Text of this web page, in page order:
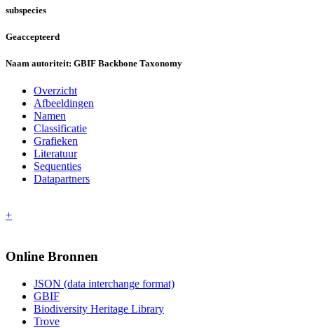
subspecies
Geaccepteerd
Naam autoriteit: GBIF Backbone Taxonomy
Overzicht
Afbeeldingen
Namen
Classificatie
Grafieken
Literatuur
Sequenties
Datapartners
+
Online Bronnen
JSON (data interchange format)
GBIF
Biodiversity Heritage Library
Trove